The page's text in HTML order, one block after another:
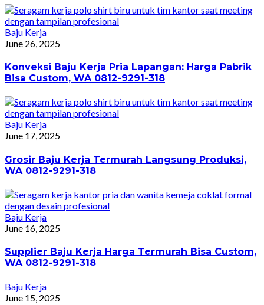
Baju Kerja
June 26, 2025
Konveksi Baju Kerja Pria Lapangan: Harga Pabrik
Bisa Custom, WA 0812-9291-318
Baju Kerja
June 17, 2025
Grosir Baju Kerja Termurah Langsung Produksi,
WA 0812-9291-318
Baju Kerja
June 16, 2025
Supplier Baju Kerja Harga Termurah Bisa Custom,
WA 0812-9291-318
Baju Kerja
June 15, 2025